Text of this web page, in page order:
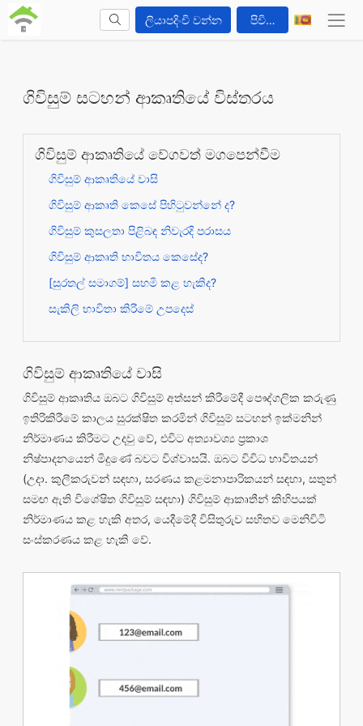
ලියාපදිංචි වන්න පිවිසෙන්න
ගිවිසුම් සටහන් ආකෘතියේ විස්තරය
ගිවිසුම් ආකෘතියේ වේගවත් මගපෙන්වීම
ගිවිසුම් ආකෘතියේ වාසි
ගිවිසුම් ආකෘති කෙසේ පිහිටුවන්නේ ද?
ගිවිසුම් කුසලතා පිළිබඳ නිවැරදි පරාසය
ගිවිසුම් ආකෘති භාවිතය කෙසේද?
[සුරතල් සමාගම්] සහමි කළ හැකිද?
සැකිලි භාවිතා කිරීමේ උපදෙස්
ගිවිසුම් ආකෘතියේ වාසි
ගිවිසුම් ආකෘතිය ඔබට ගිවිසුම් අත්සන් කිරීමේදී පෞද්ගලික කරුණු
ඉතිරිකිරීමේ කාලය සුරක්ෂිත කරමින් ගිවිසුම් සටහන් ඉක්මනින්
නිර්මාණය කිරීමට උදවු වේ, එවිට අත්‍යාවශ්‍ය ප්‍රකාශ
නිෂ්පාදනයෙන් මිදුණේ බවට විශ්වාසයි. ඔබට විවිධ භාවිතයන්
(උදා. කුලීකරුවන් සඳහා, සරණය කළමනාපාරිකයන් සඳහා, සතුන්
සමඟ ඇති විශේෂිත ගිවිසුම් සඳහා) ගිවිසුම් ආකෘතීන් කිහිපයක්
නිර්මාණය කළ හැකි අතර, යෙදීමේදී විසිතුරුව සහිතව මෙනිවිටි
සංස්කරණය කළ හැකි වේ.